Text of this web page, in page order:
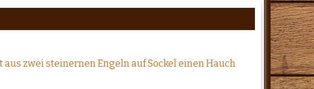
zwei steinernen Engeln auf Sockel einen Hauch